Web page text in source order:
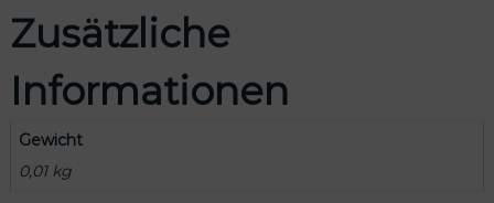
Zusätzliche
Informationen
Gewicht
0,01 kg